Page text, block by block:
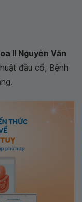
II Nguyễn Văn
đầu cổ, Bệnh